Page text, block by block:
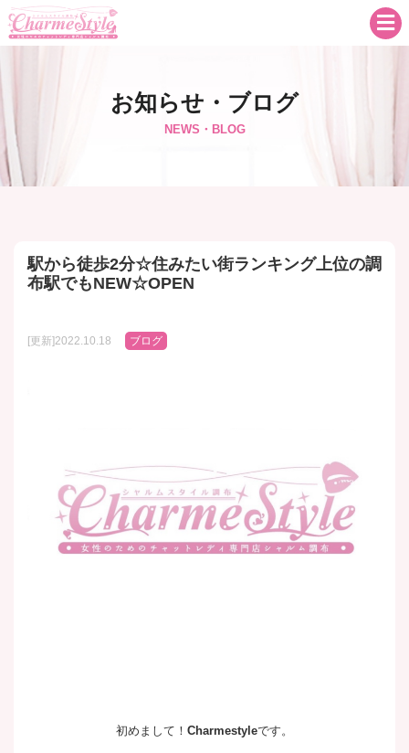
お知らせ・ブログ
NEWS・BLOG
駅から徒歩2分☆住みたい街ランキング上位の調
布駅でもNEW☆OPEN
[更新]2022.10.18 ブログ
初めまして！ Charmestyleです。